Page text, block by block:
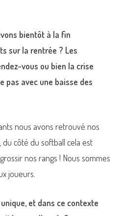
bientôt à la fin
sur la rentrée ? Les
vous ou bien la crise
avec une baisse des
nous avons retrouvé nos
côté du softball cela est
nos rangs ! Nous sommes
joueurs.
et dans ce contexte